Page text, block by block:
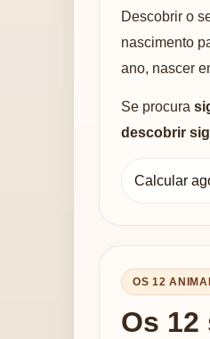
Descobrir o
nascimento
ano, nascer
Se procura
descobrir
Calcular
OS 12
Os